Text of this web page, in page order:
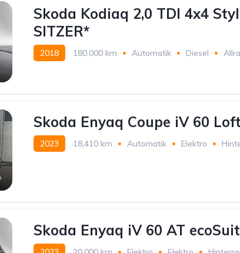
Skoda Kodiaq 2,0 TDI 4x4
SITZER*
2018 180,000 km Automatik Diesel
Skoda Enyaq Coupe iV 60 Loft
2023 18,410 km Automatik Elektro
Skoda Enyaq iV 60 AT